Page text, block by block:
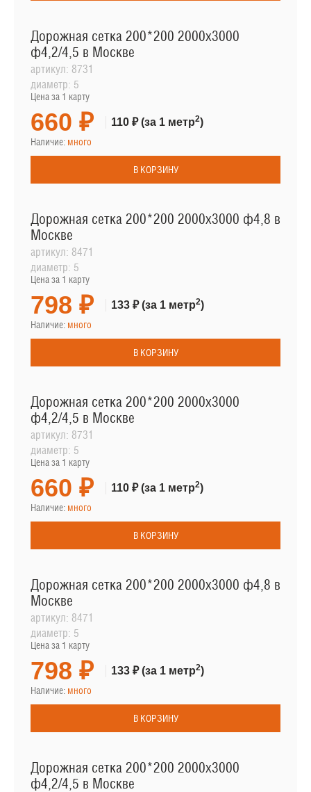
Дорожная сетка 200*200 2000х3000
ф4,2/4,5 в Москве
артикул: 8731
диаметр: 5
Цена за 1 карту
660 ₽ 110 ₽(за 1 метр2)
Наличие: много
В КОРЗИНУ
Дорожная сетка 200*200 2000х3000 ф4,8 в
Москве
артикул: 8471
диаметр: 5
Цена за 1 карту
798 ₽ 133 ₽(за 1 метр2)
Наличие: много
В КОРЗИНУ
Дорожная сетка 200*200 2000х3000
ф4,2/4,5 в Москве
артикул: 8731
диаметр: 5
Цена за 1 карту
660 ₽ 110 ₽(за 1 метр2)
Наличие: много
В КОРЗИНУ
Дорожная сетка 200*200 2000х3000 ф4,8 в
Москве
артикул: 8471
диаметр: 5
Цена за 1 карту
798 ₽ 133 ₽(за 1 метр2)
Наличие: много
В КОРЗИНУ
Дорожная сетка 200*200 2000х3000
ф4,2/4,5 в Москве